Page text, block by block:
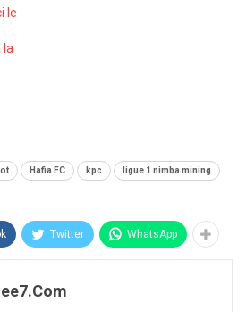
le
la
Hafia FC kpc ligue 1 nimba mining
Twitter WhatsApp